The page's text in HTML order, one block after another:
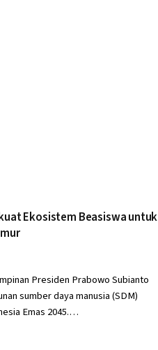
Ekosistem Beasiswa untuk
Presiden Prabowo Subianto
sumber daya manusia (SDM)
Emas 2045.…